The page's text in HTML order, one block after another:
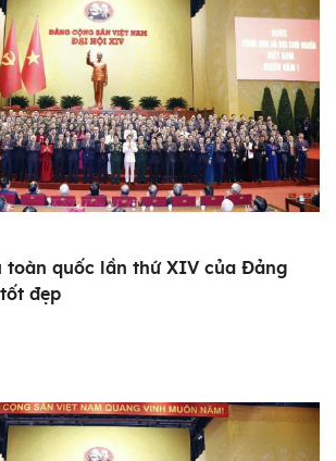
quốc lần thứ XIV của Đảng
đẹp